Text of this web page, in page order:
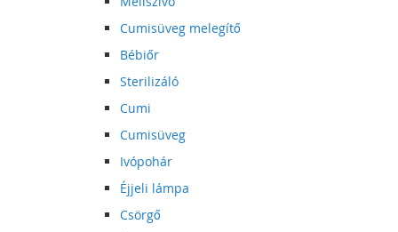
Cumisüveg melegítő
Bébiőr
Sterilizáló
Cumi
Cumisüveg
Ivópohár
Éjjeli lámpa
Csörgő